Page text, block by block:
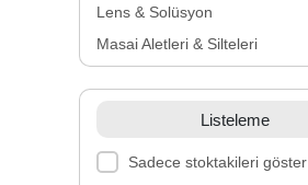
Lens & Solüsyon
Masaj Aletleri & Şilteleri
Solunum Cihazları
Listeleme
Sadece stoktakileri göster